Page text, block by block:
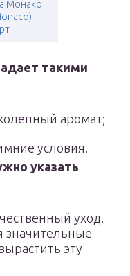
Монако
—
такими
аромат;
условия.
указать
уход.
значительные
эту